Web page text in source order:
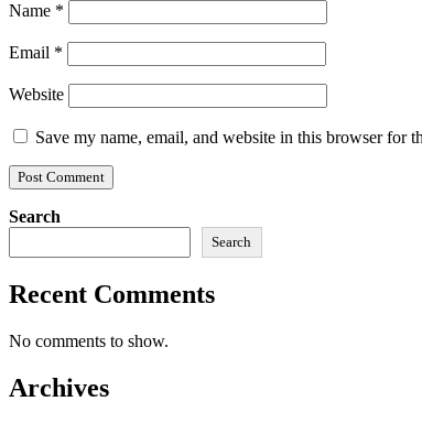
Name *
Email *
Website
Save my name, email, and website in this browser for
Search
Search
Recent Comments
No comments to show.
Archives